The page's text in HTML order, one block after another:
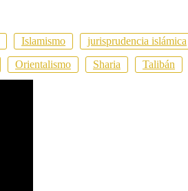
Islamismo
jurisprudencia islámica
Orientalismo Sharia Talibán